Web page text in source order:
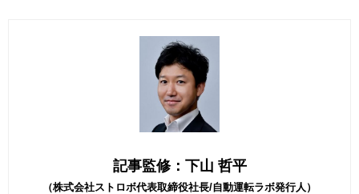
記事監修：下山 哲平
（株式会社ストロボ代表取締役社長/自動運転ラボ発行人）